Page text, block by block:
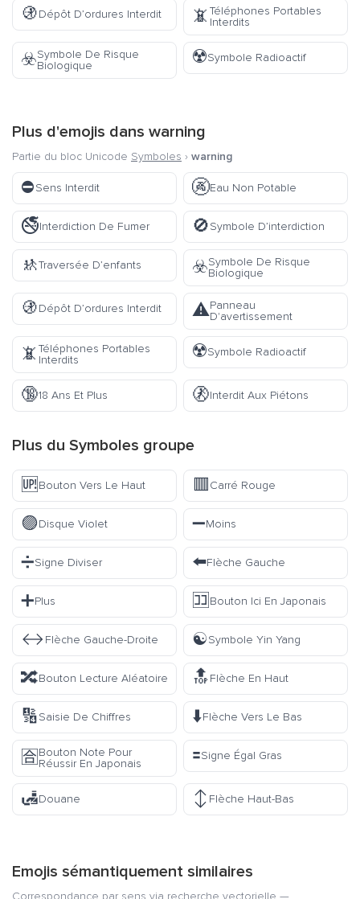
🚯Dépôt D’ordures Interdit 📵 Téléphones Portables
Interdits
☣️Symbole De Risque
Biologique
☢️Symbole Radioactif
Plus d'emojis dans warning
Partie du bloc Unicode Symboles › warning
⛔Sens Interdit 🚱Eau Non Potable
🚭Interdiction De Fumer 🚫Symbole D’interdiction
🚸Traversée D’enfants ☣️Symbole De Risque
Biologique
🚯Dépôt D’ordures Interdit ⚠️Panneau
D'avertissement
📵 Téléphones Portables
Interdits
☢️Symbole Radioactif
🔞18 Ans Et Plus 🚷Interdit Aux Piétons
Plus du Symboles groupe
🆙Bouton Vers Le Haut 🟥Carré Rouge
🟣Disque Violet ➖Moins
➗Signe Diviser ⬅️Flèche Gauche
➕Plus 🈁 Bouton Ici En Japonais
↔️ Flèche Gauche-Droite ☯️Symbole Yin Yang
🔀Bouton Lecture Aléatoire 🔝Flèche En Haut
🔢Saisie De Chiffres ⬇️Flèche Vers Le Bas
🈴 Bouton Note Pour
Réussir En Japonais
🟰Signe Égal Gras
🛃Douane ↕️ Flèche Haut-Bas
Emojis sémantiquement similaires
Correspondance par sens via recherche vectorielle —